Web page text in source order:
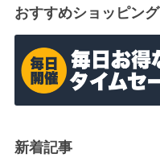
おすすめショッピング
新着記事